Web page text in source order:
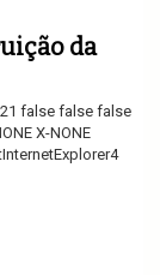
da
false false false
X-NONE